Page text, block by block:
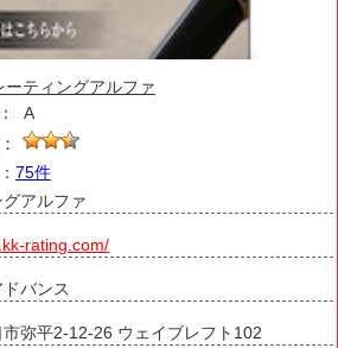
ーティングアルファ
A
75件
アルファ
rating.com/
バンス
弥平2-12-26 ウェイブレフト102